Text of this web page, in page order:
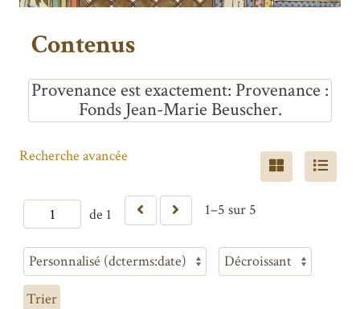
Contenus
Provenance est exactement Provenance :
Fonds Jean-Marie Beuscher.
de 1 1–5 sur 5
Recherche avancée
Trier